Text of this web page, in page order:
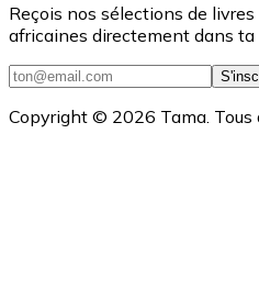
Reçois nos sélections de
africaines directement dans ta
Copyright © 2026 Tama. Tous